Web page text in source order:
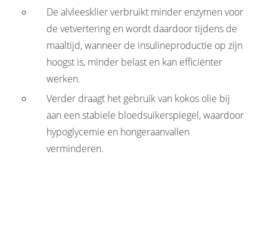
De alvleesklier verbruikt minder enzymen voor
de vetvertering en wordt daardoor tijdens de
maaltijd, wanneer de insulineproductie op zijn
hoogst is, minder belast en kan efficiënter
werken.
Verder draagt het gebruik van kokos olie bij
aan een stabiele bloedsuikerspiegel, waardoor
hypoglycemie en hongeraanvallen
verminderen.